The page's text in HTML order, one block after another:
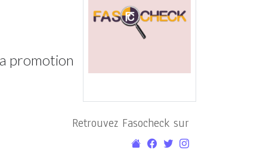
promotion
Retrouvez Fasocheck sur